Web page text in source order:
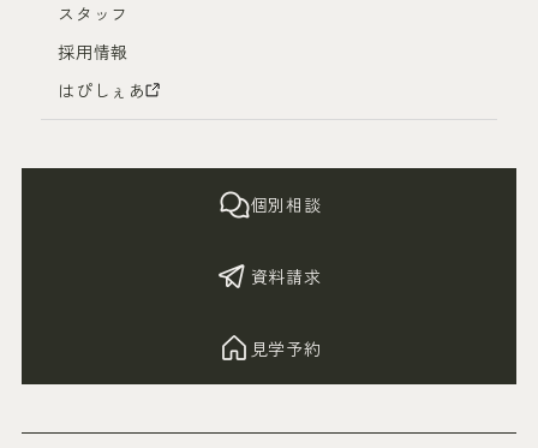
個別相談
資料請求
見学予約
スタッフ
採用情報
はぴしぇあ